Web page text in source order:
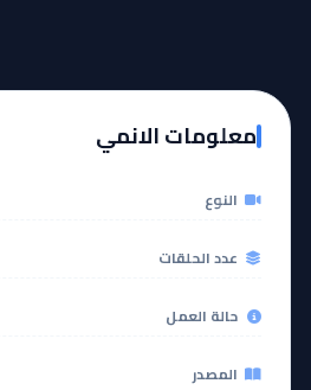
معلومات الانمي
النوع
عدد الحلقات
حالة العمل
المصدر